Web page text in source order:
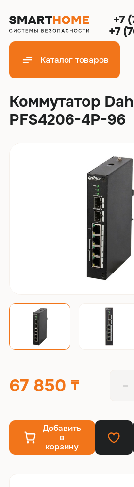
+7
+7
Каталог товаров
Коммутатор
PFS4206-4P-96
67 850
Добавить
в
корзину